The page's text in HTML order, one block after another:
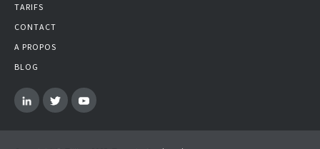
TARIFS
CONTACT
A PROPOS
BLOG